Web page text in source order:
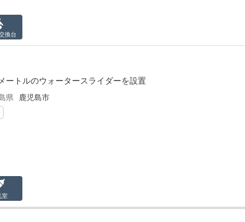
換台
ートルのウォータースライダーを設置
県 鹿児島市
室